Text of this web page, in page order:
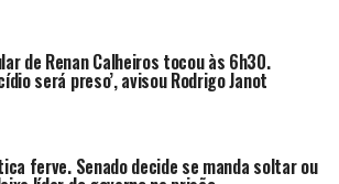
de Renan Calheiros tocou às 6h30.
será preso’, avisou Rodrigo Janot
ferve. Senado decide se manda soltar ou